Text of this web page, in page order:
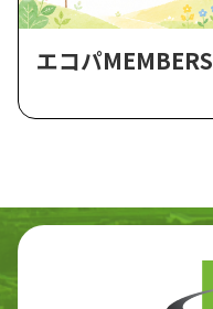
エコパMEMBERS